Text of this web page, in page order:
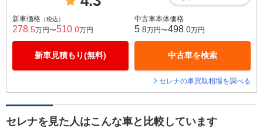
新車価格 （税込）
278 .5万円〜510 .0万円
新車見積もり(無料)
中古車本体価格
5 .8万円〜498 .0万円
中古車を検索
セレナの車買取相場を調べる
セレナを見た人はこんな車と比較しています